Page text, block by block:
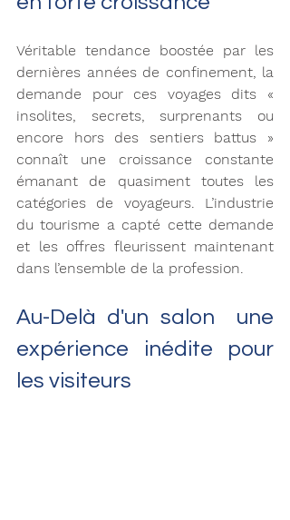
Véritable tendance boostée par les
dernières années de confinement, la
demande pour ces voyages dits «
insolites, secrets, surprenants ou
encore hors des sentiers battus »
connaît une croissance constante
émanant de quasiment toutes les
catégories de voyageurs. L’industrie
du tourisme a capté cette demande
et les offres fleurissent maintenant
dans l’ensemble de la profession.
Au-Delà d'un salon  une
expérience inédite pour
les visiteurs